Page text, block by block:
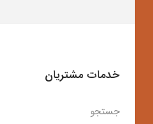
خدمات مشتریان
جستجو